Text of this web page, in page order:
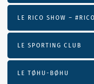
LE RICO SHOW –
LE SPORTING CLUB
LE TØHU-BØHU